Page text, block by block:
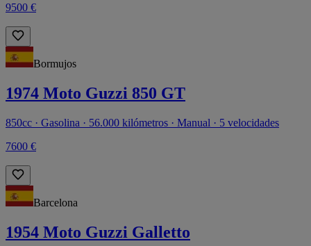
9500 €
Bormujos
1974 Moto Guzzi 850 GT
850cc · Gasolina · 56.000 kilómetros · Manual · 5 velocidades
7600 €
Barcelona
1954 Moto Guzzi Galletto